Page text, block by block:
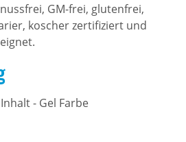
GM-frei, glutenfrei,
koscher zertifiziert und
- Gel Farbe